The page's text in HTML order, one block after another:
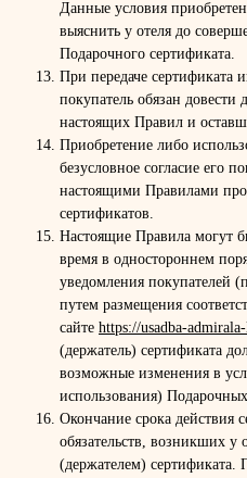
Данные условия
выяснить у отеля до
Подарочного сертификата.
При передаче сертификата
покупатель обязан довести
настоящих Правил и
Приобретение либо
безусловное согласие его
настоящими Правилами
сертификатов.
Настоящие Правила могут
время в одностороннем
уведомления покупателей
путем размещения
сайте https://usadba-
(держатель) сертификата
возможные изменения в
использования)
Окончание срока действия
обязательств, возникших у
(держателем) сертификата.